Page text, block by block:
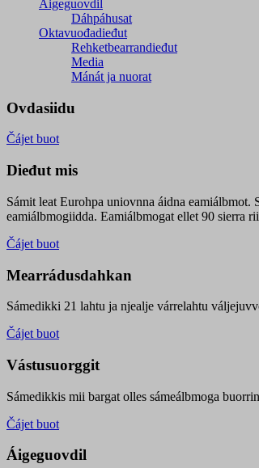
Áigeguovdil
Dáhpáhusat
Oktavuođadieđut
Rehketbearrandieđut
Media
Mánát ja nuorat
Ovdasiidu
Čájet buot
Dieđut mis
Sámit leat Eurohpa uniovnna áidna eamiálbmot.
eamiálbmogiidda. Eamiálbmogat ellet 90 sierra
Čájet buot
Mearrádusdahkan
Sámedikki 21 lahtu ja njealje várrelahtu
Čájet buot
Vástusuorggit
Sámedikkis mii bargat olles sámeálbmoga
Čájet buot
Áigeguovdil